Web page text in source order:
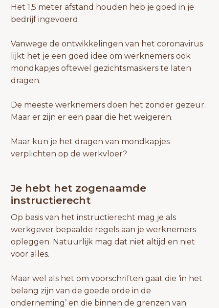
Het 1,5 meter afstand houden heb je goed in je
bedrijf ingevoerd.
Vanwege de ontwikkelingen van het coronavirus
lijkt het je een goed idee om werknemers ook
mondkapjes oftewel gezichtsmaskers te laten
dragen.
De meeste werknemers doen het zonder gezeur.
Maar er zijn er een paar die het weigeren.
Maar kun je het dragen van mondkapjes
verplichten op de werkvloer?
Je hebt het zogenaamde
instructierecht
Op basis van het instructierecht mag je als
werkgever bepaalde regels aan je werknemers
opleggen. Natuurlijk mag dat niet altijd en niet
voor alles.
Maar wel als het om voorschriften gaat die ‘in het
belang zijn van de goede orde in de
onderneming’ en die binnen de grenzen van